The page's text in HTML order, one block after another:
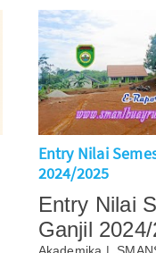
Entry Nilai
2024/2025
Entry Nilai
Ganjil
Akademika |